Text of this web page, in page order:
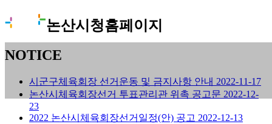
논산시청홈페이지
NOTICE
시군구체육회장 선거운동 및 금지사항 안내 2022-11-17
논산시체육회장선거 투표관리관 위촉 공고문 2022-12-
23
2022 논산시체육회장선거일정(안) 공고 2022-12-13